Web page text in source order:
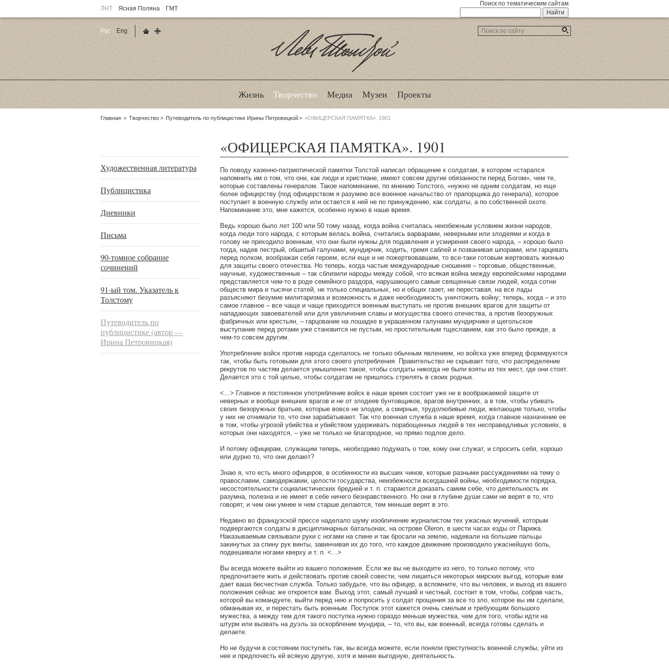
ЛНТ Ясная Поляна ГМТ
Поиск по тематическим сайтам
Лев Толстой
Жизнь Творчество Медиа Музеи Проекты
Родительские
Главная Творчество Путеводитель по публицистике Ирины Петровицкой «ОФИЦЕРСКАЯ ПАМЯТКА». 1901
Художественная литература
Публицистика
Дневники
Письма
90-томное собрание
сочинений
91-ый том. Указатель к
Толстому
Путеводитель по
публицистике (автор —
Ирина Петровицкая)
«ОФИЦЕРСКАЯ ПАМЯТКА». 1901
По поводу казенно-патриотической памятки Толстой написал обращение к солдатам, в котором «старался
напомнить им о том, что они, как люди и христиане, имеют совсем другие обязанности перед Богом», чем те,
которые составлены генералом. Такое напоминание, по мнению Толстого, «нужно не одним солдатам, но еще
более офицерству (под офицерством я разумею все военное начальство от прапорщика до генерала), которое
поступает в военную службу или остается в ней не по принуждению, как солдаты, а по собственной охоте.
Напоминание это, мне кажется, особенно нужно в наше время.
Ведь хорошо было лет 100 или 50 тому назад, когда война считалась неизбежным условием жизни народов,
когда люди того народа, с которым велась война, считались варварами, неверными или злодеями и когда в
голову не приходило военным, что они были нужны для подавления и усмирения своего народа, – хорошо было
тогда, надев пестрый, обшитый галунами, мундирчик, ходить, гремя саблей и позванивая шпорами, или гарцевать
перед полком, воображая себя героем, если еще и не пожертвовавшим, то все-таки готовым жертвовать жизнью
для защиты своего отечества. Но теперь, когда частые международные сношения – торговые, общественные,
научные, художественные – так сблизили народы между собой, что всякая война между европейскими народами
представляется чем-то в роде семейного раздора, нарушающего самые священные связи людей, когда сотни
обществ мира и тысячи статей, не только специальных, но и общих газет, не переставая, на все лады
разъясняют безумие милитаризма и возможность и даже необходимость уничтожить войну; теперь, когда – и это
самое главное – все чаще и чаще приходится военным выступать не против внешних врагов для защиты от
нападающих завоевателей или для увеличения славы и могущества своего отечества, а против безоружных
фабричных или крестьян, – гарцование на лошадке в украшенном галунами мундирчике и щегольское
выступание перед ротами уже становится не пустым, но простительным тщеславием, как это было прежде, а
чем-то совсем другим.
Употребление войск против народа сделалось не только обычным явлением, но войска уже вперед формируются
так, чтобы быть готовыми для этого своего употребления. Правительство не скрывает того, что распределение
рекрутов по частям делается умышленно такое, чтобы солдаты никогда не были взяты из тех мест, где они стоят.
Делается это с той целью, чтобы солдатам не пришлось стрелять в своих родных.
<...> Главное и постоянное употребление войск в наше время состоит уже не в воображаемой защите от
неверных и вообще внешних врагов и не от злодеев бунтовщиков, врагов внутренних, а в том, чтобы убивать
своих безоружных братьев, которые вовсе не злодеи, а смирные, трудолюбивые люди, желающие только, чтобы
у них не отнимали то, что они зарабатывают. Так что военная служба в наше время, когда главное назначение ее
в том, чтобы угрозой убийства и убийством удерживать порабощенных людей в тех несправедливых условиях, в
которых они находятся, – уже не только не благородное, но прямо подлое дело.
И потому офицерам, служащим теперь, необходимо подумать о том, кому они служат, и спросить себя, хорошо
или дурно то, что они делают?
Знаю я, что есть много офицеров, в особенности из высших чинов, которые разными рассуждениями на тему о
православии, самодержавии, целости государства, неизбежности всегдашней войны, необходимости порядка,
несостоятельности социалистических бредней и т. п. стараются доказать самим себе, что деятельность их
разумна, полезна и не имеет в себе ничего безнравственного. Но они в глубине души сами не верят в то, что
говорят, и чем они умнее и чем старше делаются, тем меньше верят в это.
Недавно во французской прессе наделало шуму изобличение журналистом тех ужасных мучений, которым
подвергаются солдаты в дисциплинарных батальонах, на острове Oleron, в шести часах езды от Парижа.
Наказываемым связывали руки с ногами на спине и так бросали на землю, надевали на большие пальцы
закинутых за спину рук винты, завинчивая их до того, что каждое движение производило ужаснейшую боль,
подвешивали ногами кверху и т. п. <...>
Вы всегда можете выйти из вашего положения. Если же вы не выходите из него, то только потому, что
предпочитаете жить и действовать против своей совести, чем лишиться некоторых мирских выгод, которые вам
дает ваша бесчестная служба. Только забудьте, что вы офицер, а вспомните, что вы человек, и выход из вашего
положения сейчас же откроется вам. Выход этот, самый лучший и честный, состоит в том, чтобы, собрав часть,
которой вы командуете, выйти перед нею и попросить у солдат прощения за все то зло, которое вы им сделали,
обманывая их, и перестать быть военным. Поступок этот кажется очень смелым и требующим большого
мужества, а между тем для такого поступка нужно гораздо меньше мужества, чем для того, чтобы идти на
штурм или вызвать на дуэль за оскорбление мундира, – то, что вы, как военный, всегда готовы сделать и
делаете.
Но не будучи в состоянии поступить так, вы всегда можете, если поняли преступность военной службы, уйти из
нее и предпочесть ей всякую другую, хотя и менее выгодную, деятельность.
Рус
Eng